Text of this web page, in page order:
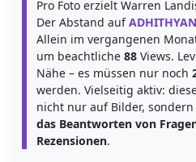
Pro Foto erzielt Warren
Der Abstand auf
Allein im vergangenen
um beachtliche 88 Views.
Nähe – es müssen nur noch
werden. Vielseitig aktiv:
nicht nur auf Bilder,
das Beantworten von
Rezensionen.